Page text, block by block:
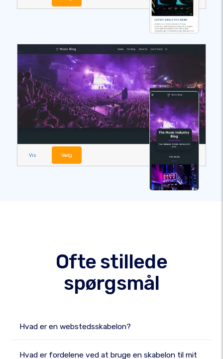
Vis Vælg
Ofte stillede
spørgsmål
Hvad er en webstedsskabelon?
Hvad er fordelene ved at bruge en skabelon til mit